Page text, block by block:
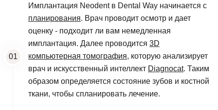
Имплантация Neodent в Dental Way начинается с
планирования. Врач проводит осмотр и дает
оценку - подходит ли вам немедленная
имплантация. Далее проводится 3D
компьютерная томография, которую анализирует
врач и искусственный интеллект Diagnocat. Таким
образом определяется состояние зубов и костной
ткани, чтобы спланировать лечение.